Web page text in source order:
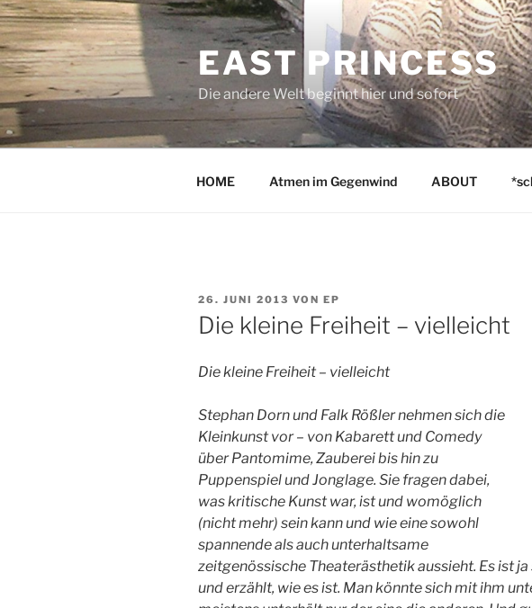
Zum
Inhalt
springen
EAST PRINCESS
Die andere Welt beginnt hier und sofort
HOME Atmen im Gegenwind ABOUT
VERÖFFENTLICHT
AM
26. JUNI 2013 VON EP
Die kleine Freiheit – vielleicht
Die kleine Freiheit – vielleicht
Stephan Dorn und Falk Rößler nehmen sich die
Kleinkunst vor – von Kabarett und Comedy
über Pantomime, Zauberei bis hin zu
Puppenspiel und Jonglage. Sie fragen dabei,
was kritische Kunst war, ist und womöglich
(nicht mehr) sein kann und wie eine sowohl
spannende als auch unterhaltsame
zeitgenössische Theaterästhetik aussieht. Es ist ja
und erzählt, wie es ist. Man könnte sich mit ihm